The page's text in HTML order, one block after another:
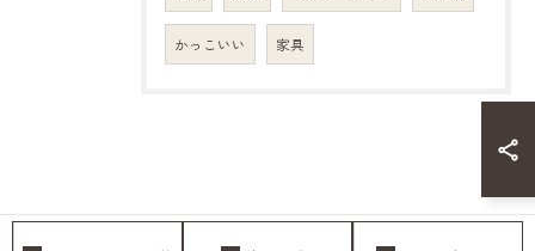
かっこいい 家具